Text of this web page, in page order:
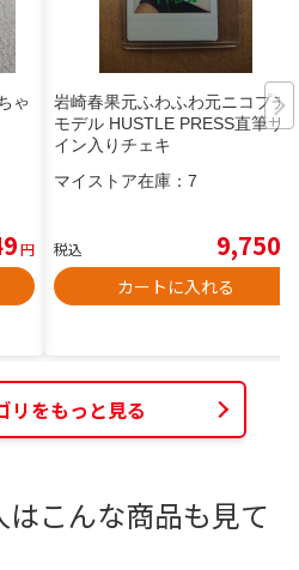
ゃ
円
岩崎春果元ふわふわ元ニコプチ
モデル HUSTLE PRESS直筆サ
イン入りチェキ
マイストア在庫： 7
税込 9,750
カートに入れる
リをもっと見る
こんな商品も見て